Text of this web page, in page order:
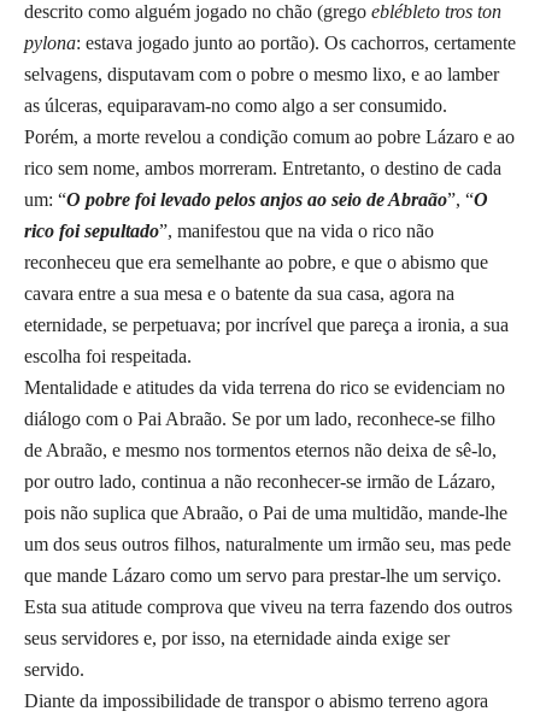
descrito como alguém jogado no chão (grego eblébleto tros ton
pylona: estava jogado junto ao portão). Os cachorros, certamente
selvagens, disputavam com o pobre o mesmo lixo, e ao lamber
as úlceras, equiparavam-no como algo a ser consumido.
Porém, a morte revelou a condição comum ao pobre Lázaro e ao
rico sem nome, ambos morreram. Entretanto, o destino de cada
um: “O pobre foi levado pelos anjos ao seio de Abraão”, “O
rico foi sepultado”, manifestou que na vida o rico não
reconheceu que era semelhante ao pobre, e que o abismo que
cavara entre a sua mesa e o batente da sua casa, agora na
eternidade, se perpetuava; por incrível que pareça a ironia, a sua
escolha foi respeitada.
Mentalidade e atitudes da vida terrena do rico se evidenciam no
diálogo com o Pai Abraão. Se por um lado, reconhece-se filho
de Abraão, e mesmo nos tormentos eternos não deixa de sê-lo,
por outro lado, continua a não reconhecer-se irmão de Lázaro,
pois não suplica que Abraão, o Pai de uma multidão, mande-lhe
um dos seus outros filhos, naturalmente um irmão seu, mas pede
que mande Lázaro como um servo para prestar-lhe um serviço.
Esta sua atitude comprova que viveu na terra fazendo dos outros
seus servidores e, por isso, na eternidade ainda exige ser
servido.
Diante da impossibilidade de transpor o abismo terreno agora